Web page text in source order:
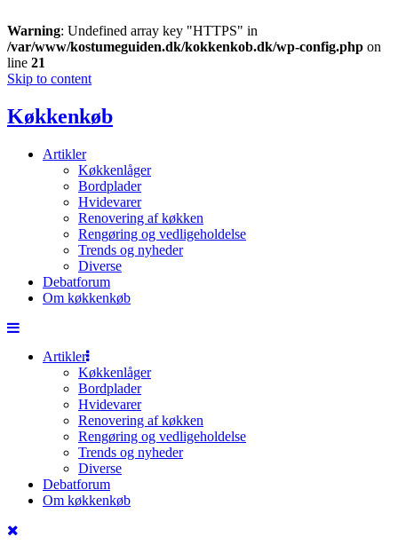
Warning: Undefined array key "HTTPS" in
/var/www/kostumeguiden.dk/kokkenkob.dk/wp-config.php on
line 21
Skip to content
Køkkenkøb
Artikler
Køkkenlåger
Bordplader
Hvidevarer
Renovering af køkken
Rengøring og vedligeholdelse
Trends og nyheder
Diverse
Debatforum
Om køkkenkøb
Artikler
Køkkenlåger
Bordplader
Hvidevarer
Renovering af køkken
Rengøring og vedligeholdelse
Trends og nyheder
Diverse
Debatforum
Om køkkenkøb